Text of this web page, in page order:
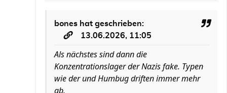
bones hat geschrieben:
13.06.2026, 11:05
Als nächstes sind dann die
Konzentrationslager der Nazis fake. Typen
wie der und Humbug driften immer mehr
ab.